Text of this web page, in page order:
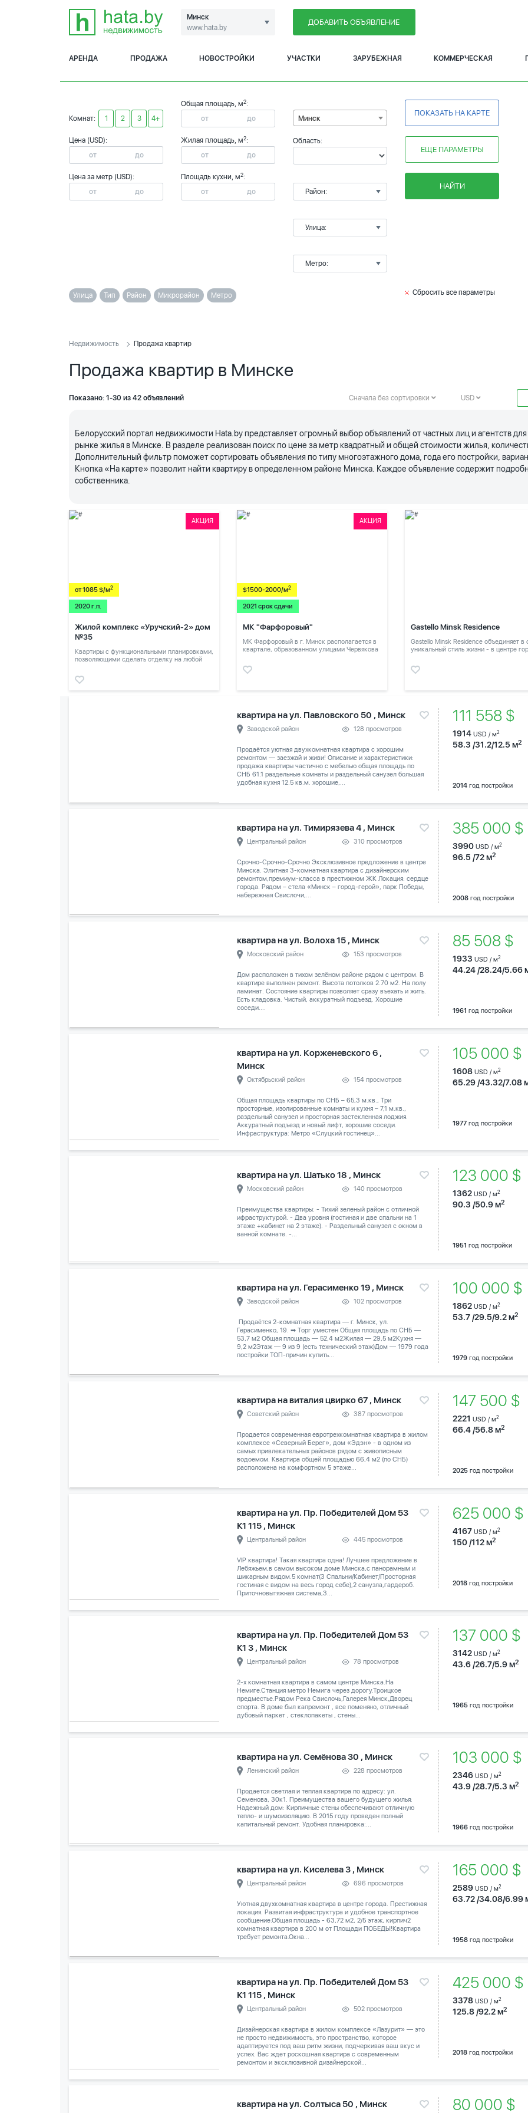
Минск
www.hata.by
ДОБАВИТЬ ОБЪЯВЛЕНИЕ
АРЕНДА ПРОДАЖА НОВОСТРОЙКИ УЧАСТКИ ЗАРУБЕЖНАЯ КОММЕРЧЕСКАЯ
Комнат: 1 2 3 4+
Цена (USD):
Цена за метр (USD):
Общая площадь, м2:
Жилая площадь, м2:
Площадь кухни, м2:
Минск
Область:
Район:
Улица:
Метро:
ПОКАЗАТЬ НА КАРТЕ
ЕЩЕ ПАРАМЕТРЫ
НАЙТИ
Улица Тип Район Микрорайон Метро Сбросить все параметры
Недвижимость Продажа квартир
Продажа квартир в Минске
Показано: 1-30 из 42 объявлений Сначала без сортировки USD
Белорусский портал недвижимости Hata.by представляет огромный выбор объявлений от частных лиц и агентств
рынке жилья в Минске. В разделе реализован поиск по цене за метр квадратный и общей стоимости жилья,
Дополнительный фильтр поможет сортировать объявления по типу многоэтажного дома, года его постройки,
Кнопка «На карте» позволит найти квартиру в определенном районе Минска. Каждое объявление содержит
собственника.
АКЦИЯ
от 1085 $/м2
2020 г.п.
Жилой комплекс «Уручский-2» дом
№35
Квартиры с функциональными планировками,
позволяющими сделать отделку на любой
АКЦИЯ
$1500-2000/м2
2021 срок сдачи
МК "Фарфоровый"
МК Фарфоровый в г. Минск располагается в
квартале, образованном улицами Червякова
Gastello Minsk Residence
Gastello Minsk Residence объединяет в
уникальный стиль жизни - в центре
квартира на ул. Павловского 50 , Минск
Заводской район 128 просмотров
Продаётся уютная двухкомнатная квартира с хорошим
ремонтом — заезжай и живи! Описание и характеристики:
продажа квартиры частично с мебелью общая площадь по
СНБ 61.1 раздельные комнаты и раздельный санузел большая
удобная кухня 12.5 кв.м. хорошие,...
111 558 $
1914 USD / м2
58.3 /31.2/12.5 м2
2014год постройки
квартира на ул. Тимирязева 4 , Минск
Центральный район 310 просмотров
Срочно-Срочно-Срочно Эксклюзивное предложение в центре
Минска. Элитная 3-комнатная квартира с дизайнерским
ремонтом,премиум-класса в престижном ЖК Локация: сердце
города. Рядом – стела «Минск – город-герой», парк Победы,
набережная Свислочи,...
385 000
3990 USD / м2
96.5 /72 м2
2008год постройки
квартира на ул. Волоха 15 , Минск
Московский район 153 просмотров
Дом расположен в тихом зелёном районе рядом с центром. В
квартире выполнен ремонт. Высота потолков 2.70 м2. На полу
ламинат. Состояние квартиры позволяет сразу въехать и жить.
Есть кладовка. Чистый, аккуратный подъезд. Хорошие
соседи....
85 508 $
1933 USD / м2
44.24 /28.24/5.66
1961 год постройки
квартира на ул. Корженевского 6 ,
Минск
Октябрьский район 154 просмотров
Общая площадь квартиры по СНБ – 65,3 м.кв., Три
просторные, изолированные комнаты и кухня – 7,1 м.кв.,
раздельный санузел и просторная застекленная лоджия.
Аккуратный подъезд и новый лифт, хорошие соседи.
Инфраструктура: Метро «Слуцкий гостинец»...
105 000 $
1608 USD / м2
65.29 /43.32/7.08
1977год постройки
квартира на ул. Шатько 18 , Минск
Московский район 140 просмотров
Преимущества квартиры: - Тихий зеленый район с отличной
ифраструктурой. - Два уровня (гостиная и две спальни на 1
этаже +кабинет на 2 этаже). - Раздельный санузел с окном в
ванной комнате. -...
123 000 $
1362 USD / м2
90.3 /50.9 м2
1951 год постройки
квартира на ул. Герасименко 19 , Минск
Заводской район 102 просмотров
️ Продаётся 2-комнатная квартира — г. Минск, ул.
Герасименко, 19. ➡ Торг уместен Общая площадь по СНБ —
53,7 м2 Общая площадь — 52,4 м2Жилая — 29,5 м2Кухня —
9,2 м2Этаж — 9 из 9 (есть технический этаж)Дом — 1979 года
постройки ТОП-причин купить...
100 000
1862 USD / м2
53.7 /29.5/9.2 м2
1979год постройки
квартира на виталия цвирко 67 , Минск
Советский район 387 просмотров
Продается современная евротрехкомнатная квартира в жилом
комплексе «Северный Берег», дом «Эдэн» - в одном из
самых привлекательных районов рядом с живописным
водоемом. Квартира общей площадью 66,4 м2 (по СНБ)
расположена на комфортном 5 этаже...
147 500 $
2221 USD / м2
66.4 /56.8 м2
2025год постройки
квартира на ул. Пр. Победителей Дом 53
К1 115 , Минск
Центральный район 445 просмотров
VIP квартира! Такая квартира одна! Лучшее предложение в
Лебяжьем,в самом высоком доме Минска,с панорамным и
шикарным видом.5 комнат(3 Спальни/Кабинет/Просторная
гостиная с видом на весь город себе),2 санузла,гардероб.
Приточновытяжная система,3...
625 000
4167 USD / м2
150 /112 м2
2018год постройки
квартира на ул. Пр. Победителей Дом 53
К1 3 , Минск
Центральный район 78 просмотров
2-х комнатная квартира в самом центре Минска.На
Немиге.Станция метро Немига через дорогу.Троицкое
предместье.Рядом Река Свислочь,Галерея Минск,Дворец
спорта. В доме был капремонт , все поменяно, отличный
дубовый паркет , стеклопакеты , стены...
137 000 $
3142 USD / м2
43.6 /26.7/5.9 м2
1965год постройки
квартира на ул. Семёнова 30 , Минск
Ленинский район 228 просмотров
Продается светлая и теплая квартира по адресу: ул.
Семенова, 30к1. Преимущества вашего будущего жилья:
Надежный дом: Кирпичные стены обеспечивают отличную
тепло- и шумоизоляцию. В 2015 году проведен полный
капитальный ремонт. Удобная планировка:...
103 000 $
2346 USD / м2
43.9 /28.7/5.3 м2
1966год постройки
квартира на ул. Киселева 3 , Минск
Центральный район 696 просмотров
Уютная двухкомнатная квартира в центре города. Престижная
локация. Развитая инфраструктура и удобное транспортное
сообщение.Общая площадь - 63,72 м2, 2/5 этаж, кирпич2
комнатная квартира в 200 м от Площади ПОБЕДЫ!Квартира
требует ремонта.Окна...
165 000 $
2589 USD / м2
63.72 /34.08/6.99
1958год постройки
квартира на ул. Пр. Победителей Дом 53
К1 115 , Минск
Центральный район 502 просмотров
Дизайнерская квартира в жилом комплексе «Лазурит» — это
не просто недвижимость, это пространство, которое
адаптируется под ваш ритм жизни, подчеркивая ваш вкус и
успех. Вас ждет роскошная квартира с современным
ремонтом и эксклюзивной дизайнерской...
425 000
3378 USD / м2
125.8 /92.2 м2
2018год постройки
квартира на ул. Солтыса 50 , Минск 80 000 $